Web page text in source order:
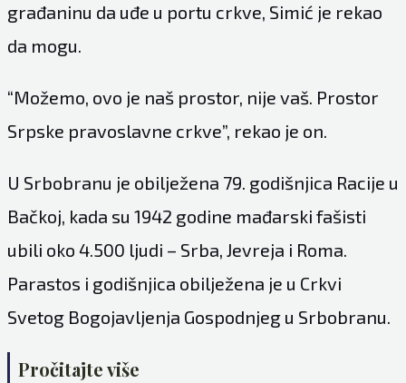
građaninu da uđe u portu crkve, Simić je rekao
da mogu.
“Možemo, ovo je naš prostor, nije vaš. Prostor
Srpske pravoslavne crkve”, rekao je on.
U Srbobranu je obilježena 79. godišnjica Racije u
Bačkoj, kada su 1942 godine mađarski fašisti
ubili oko 4.500 ljudi – Srba, Jevreja i Roma.
Parastos i godišnjica obilježena je u Crkvi
Svetog Bogojavljenja Gospodnjeg u Srbobranu.
Pročitajte više